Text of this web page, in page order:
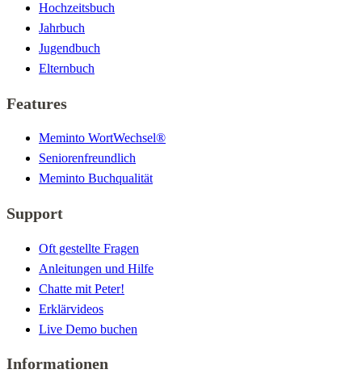
Hochzeitsbuch
Jahrbuch
Jugendbuch
Elternbuch
Features
Meminto WortWechsel®
Seniorenfreundlich
Meminto Buchqualität
Support
Oft gestellte Fragen
Anleitungen und Hilfe
Chatte mit Peter!
Erklärvideos
Live Demo buchen
Informationen